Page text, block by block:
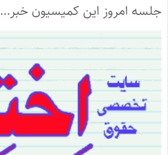
جلسه امروز این کمیسیون خبر…